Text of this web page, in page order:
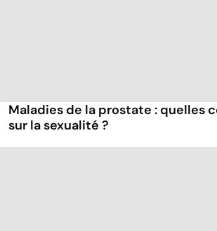
Maladies de la prostate : quelles
sur la sexualité ?